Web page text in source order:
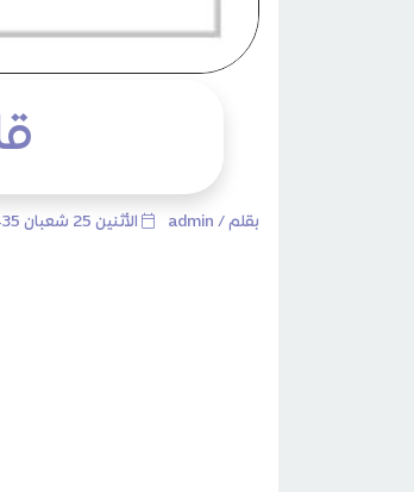
بقلم / admin الأثنين 25 شعبان 1435هـ 23 يونيو 2014م